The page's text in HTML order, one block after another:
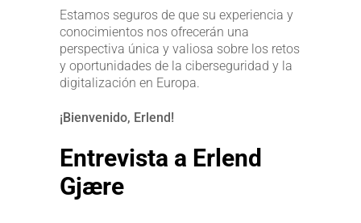
Estamos seguros de que su experiencia y
conocimientos nos ofrecerán una
perspectiva única y valiosa sobre los retos
y oportunidades de la ciberseguridad y la
digitalización en Europa.
¡Bienvenido, Erlend!
Entrevista a Erlend
Gjære